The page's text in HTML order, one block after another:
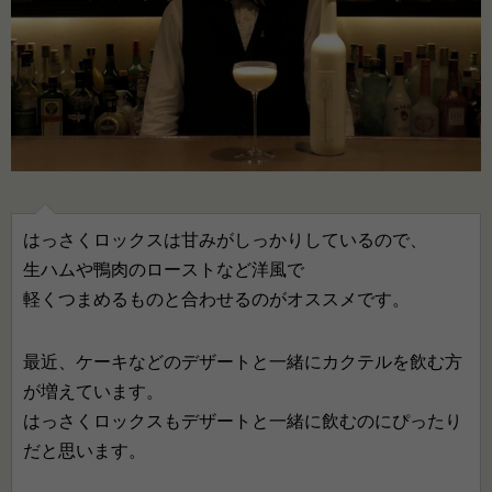
はっさくロックスは甘みがしっかりしているので、
生ハムや鴨肉のローストなど洋風で
軽くつまめるものと合わせるのがオススメです。
最近、ケーキなどのデザートと一緒にカクテルを飲む方
が増えています。
はっさくロックスもデザートと一緒に飲むのにぴったり
だと思います。